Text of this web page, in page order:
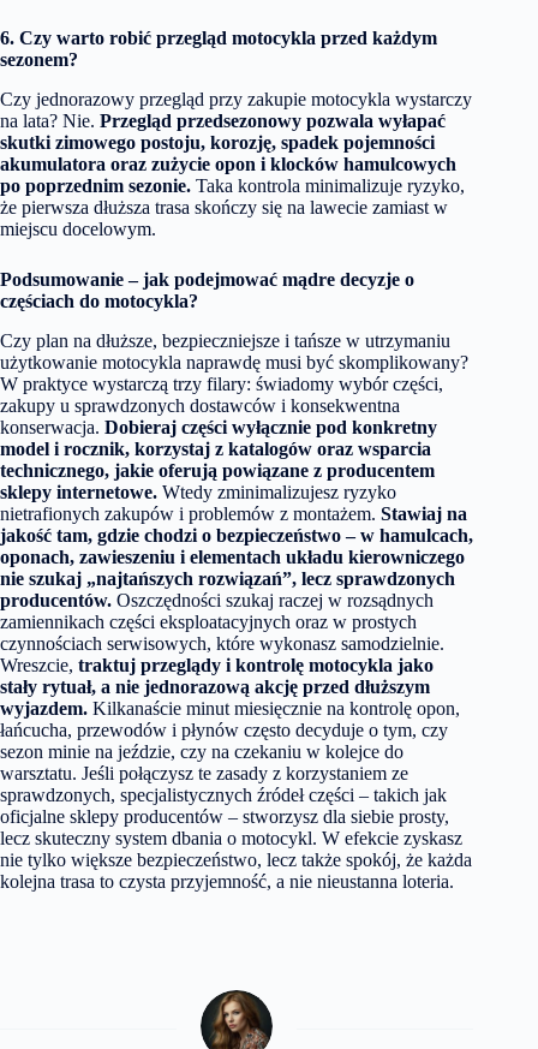
6. Czy warto robić przegląd motocykla przed każdym
sezonem?
Czy jednorazowy przegląd przy zakupie motocykla wystarczy
na lata? Nie. Przegląd przedsezonowy pozwala wyłapać
skutki zimowego postoju, korozję, spadek pojemności
akumulatora oraz zużycie opon i klocków hamulcowych
po poprzednim sezonie. Taka kontrola minimalizuje ryzyko,
że pierwsza dłuższa trasa skończy się na lawecie zamiast w
miejscu docelowym.
Podsumowanie – jak podejmować mądre decyzje o
częściach do motocykla?
Czy plan na dłuższe, bezpieczniejsze i tańsze w utrzymaniu
użytkowanie motocykla naprawdę musi być skomplikowany?
W praktyce wystarczą trzy filary: świadomy wybór części,
zakupy u sprawdzonych dostawców i konsekwentna
konserwacja. Dobieraj części wyłącznie pod konkretny
model i rocznik, korzystaj z katalogów oraz wsparcia
technicznego, jakie oferują powiązane z producentem
sklepy internetowe. Wtedy zminimalizujesz ryzyko
nietrafionych zakupów i problemów z montażem. Stawiaj na
jakość tam, gdzie chodzi o bezpieczeństwo – w hamulcach,
oponach, zawieszeniu i elementach układu kierowniczego
nie szukaj „najtańszych rozwiązań”, lecz sprawdzonych
producentów. Oszczędności szukaj raczej w rozsądnych
zamiennikach części eksploatacyjnych oraz w prostych
czynnościach serwisowych, które wykonasz samodzielnie.
Wreszcie, traktuj przeglądy i kontrolę motocykla jako
stały rytuał, a nie jednorazową akcję przed dłuższym
wyjazdem. Kilkanaście minut miesięcznie na kontrolę opon,
łańcucha, przewodów i płynów często decyduje o tym, czy
sezon minie na jeździe, czy na czekaniu w kolejce do
warsztatu. Jeśli połączysz te zasady z korzystaniem ze
sprawdzonych, specjalistycznych źródeł części – takich jak
oficjalne sklepy producentów – stworzysz dla siebie prosty,
lecz skuteczny system dbania o motocykl. W efekcie zyskasz
nie tylko większe bezpieczeństwo, lecz także spokój, że każda
kolejna trasa to czysta przyjemność, a nie nieustanna loteria.